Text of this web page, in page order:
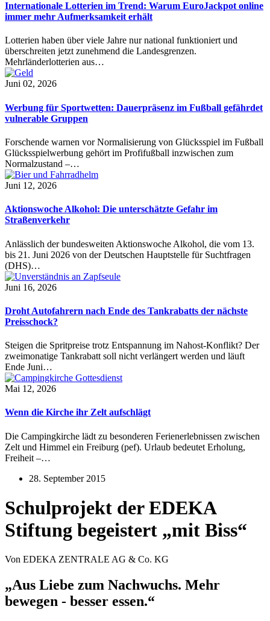
Internationale Lotterien im Trend: Warum EuroJackpot online
immer mehr Aufmerksamkeit erhält
Lotterien haben über viele Jahre nur national funktioniert und
überschreiten jetzt zunehmend die Landesgrenzen.
Mehrländerlotterien aus…
Juni 02, 2026
Werbung für Sportwetten: Dauerpräsenz im Fußball gefährdet
vulnerable Gruppen
Forschende warnen vor Normalisierung von Glücksspiel im Fußball
Glücksspielwerbung gehört im Profifußball inzwischen zum
Normalzustand –…
Juni 12, 2026
Aktionswoche Alkohol: Die unterschätzte Gefahr im
Straßenverkehr
Anlässlich der bundesweiten Aktionswoche Alkohol, die vom 13.
bis 21. Juni 2026 von der Deutschen Hauptstelle für Suchtfragen
(DHS)…
Juni 16, 2026
Droht Autofahrern nach Ende des Tankrabatts der nächste
Preisschock?
Steigen die Spritpreise trotz Entspannung im Nahost-Konflikt? Der
zweimonatige Tankrabatt soll nicht verlängert werden und läuft
Ende Juni…
Mai 12, 2026
Wenn die Kirche ihr Zelt aufschlägt
Die Campingkirche lädt zu besonderen Ferienerlebnissen zwischen
Zelt und Himmel ein Freiburg (pef). Urlaub bedeutet Erholung,
Freiheit –…
28. September 2015
Schulprojekt der EDEKA
Stiftung begeistert „mit Biss“
Von EDEKA ZENTRALE AG & Co. KG
„Aus Liebe zum Nachwuchs. Mehr
bewegen - besser essen.“